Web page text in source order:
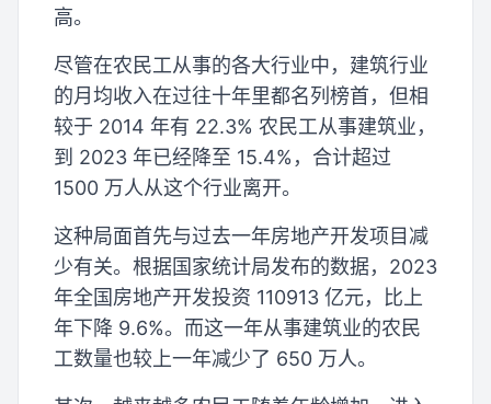
高。
尽管在农民工从事的各大行业中，建筑行业
的月均收入在过往十年里都名列榜首，但相
较于 2014 年有 22.3% 农民工从事建筑业，
到 2023 年已经降至 15.4%，合计超过
1500 万人从这个行业离开。
这种局面首先与过去一年房地产开发项目减
少有关。根据国家统计局发布的数据，2023
年全国房地产开发投资 110913 亿元，比上
年下降 9.6%。而这一年从事建筑业的农民
工数量也较上一年减少了 650 万人。